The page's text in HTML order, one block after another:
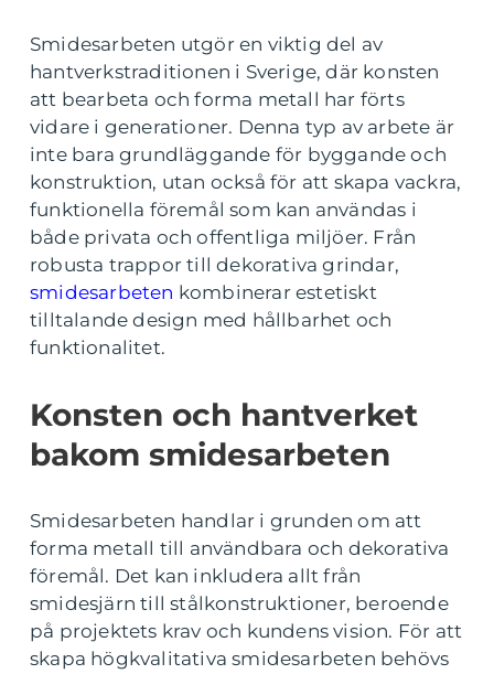
Smidesarbeten utgör en viktig del av
hantverkstraditionen i Sverige, där konsten
att bearbeta och forma metall har förts
vidare i generationer. Denna typ av arbete är
inte bara grundläggande för byggande och
konstruktion, utan också för att skapa vackra,
funktionella föremål som kan användas i
både privata och offentliga miljöer. Från
robusta trappor till dekorativa grindar,
smidesarbeten kombinerar estetiskt
tilltalande design med hållbarhet och
funktionalitet.
Konsten och hantverket
bakom smidesarbeten
Smidesarbeten handlar i grunden om att
forma metall till användbara och dekorativa
föremål. Det kan inkludera allt från
smidesjärn till stålkonstruktioner, beroende
på projektets krav och kundens vision. För att
skapa högkvalitativa smidesarbeten behövs